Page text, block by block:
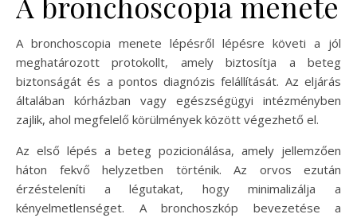
A bronchoscopia menete lépésről lépésre követi a jól
meghatározott protokollt, amely biztosítja a beteg
biztonságát és a pontos diagnózis felállítását. Az eljárás
általában kórházban vagy egészségügyi intézményben
zajlik, ahol megfelelő körülmények között végezhető el.
Az első lépés a beteg pozicionálása, amely jellemzően
háton fekvő helyzetben történik. Az orvos ezután
érzésteleníti a légutakat, hogy minimalizálja a
kényelmetlenséget. A bronchoszkóp bevezetése a